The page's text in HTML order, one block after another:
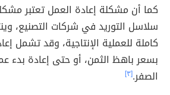
كما أن مشكلة إعادة العمل تعتبر
سلاسل التوريد في شركات التصنيع،
كاملة للعملية الإنتاجية، وقد تشمل
بسعر باهظ الثمن، أو حتى إعادة بدء
الصفر.[٣]